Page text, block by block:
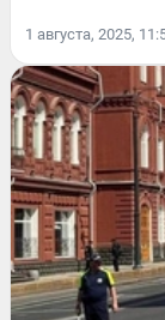
1 августа, 2025,